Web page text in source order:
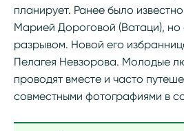
планирует. Ранее было
Марией Дороговой (Ватаци), но
разрывом. Новой его
Пелагея Невзорова. Молодые
проводят вместе и часто
совместными фотографиями в